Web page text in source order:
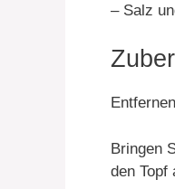
– Salz
Bringen
den Topf